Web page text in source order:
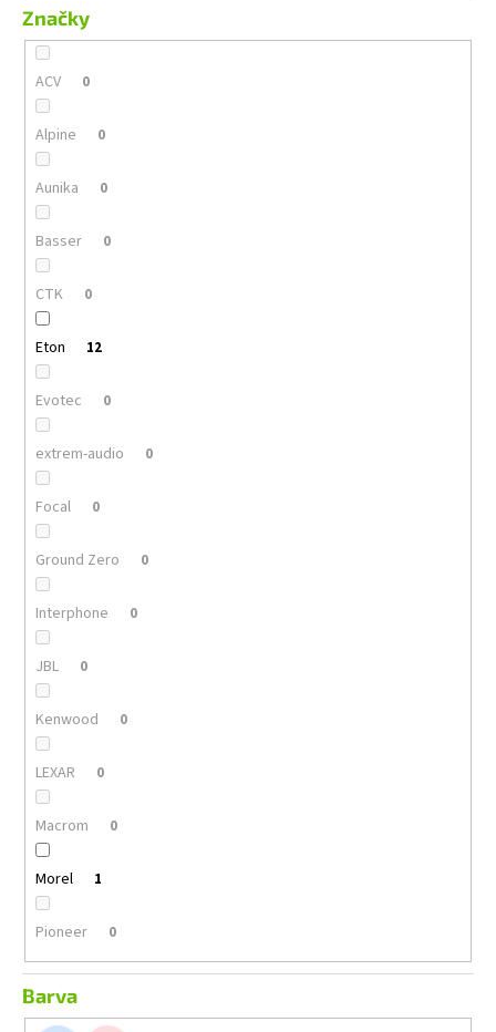
Značky
ACV 0
Alpine 0
Aunika 0
Basser 0
CTK 0
Eton 12
Evotec 0
extrem-audio 0
Focal 0
Ground Zero 0
Interphone 0
JBL 0
Kenwood 0
LEXAR 0
Macrom 0
Morel 1
Pioneer 0
Barva